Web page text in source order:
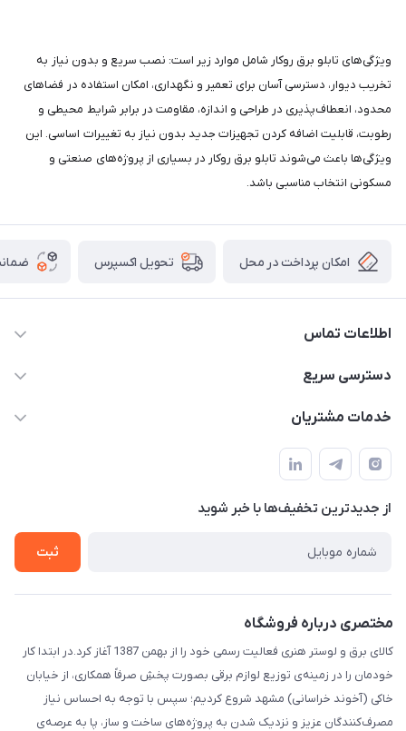
ویژگی‌های تابلو برق روکار شامل موارد زیر است: نصب سریع و بدون نیاز به
تخریب دیوار، دسترسی آسان برای تعمیر و نگهداری، امکان استفاده در فضاهای
محدود، انعطاف‌پذیری در طراحی و اندازه، مقاومت در برابر شرایط محیطی و
رطوبت، قابلیت اضافه کردن تجهیزات جدید بدون نیاز به تغییرات اساسی. این
ویژگی‌ها باعث می‌شوند تابلو برق روکار در بسیاری از پروژه‌های صنعتی و
مسکونی انتخاب مناسبی باشد.
امکان پرداخت در محل تحویل اکسپرس
اطلاعات تماس
۰۵۱-۳۵۱۴۸۰۰۰
دسترسی سریع
حساب کاربری
لیست محصولات
درباره ما
خدمات مشتریان
سامانه پیگیری مرسولات اداره پست
سوالات متداول
قوانین و مقررات
حریم خصوصی
از جدید‌ترین تخفیف‌ها با‌ خبر شوید
ثبت
مختصری درباره فروشگاه
کالای برق و لوستر هنری فعالیت رسمی خود را از بهمن 1387 آغاز کرد.در ابتدا کار
خودمان را در زمینه‌ی توزیع لوازم برقی بصورت پخشِ صرفاً همکاری، از خیابان
خاکی (آخوند خراسانی) مشهد شروع کردیم؛ سپس با توجه به احساس نیاز
مصرف‌کنندگان عزیز و نزدیک شدن به پروژه‌های ساخت و ساز، پا به عرصه‌ی